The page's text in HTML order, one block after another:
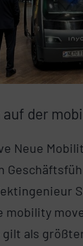
der
Neue
mobility
gilt als